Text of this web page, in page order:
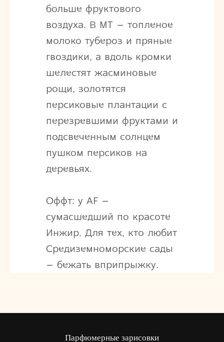
больше фруктового
воздуха. В MT – топленое
молоко тубероз и пряные
гвоздики, а вдоль кромки
шелестят жасминовые
рощи, золотятся
персиковые плантации с
перезревшими фруктами и
подсвеченным солнцем
пушком персиков на
деревьях.
Оффт: у AF –
сумасшедший по красоте
Инжир. Для тех, кто любит
Средиземноморские сады
– бежать вприпрыжку.
Парфюмерные зарисовки